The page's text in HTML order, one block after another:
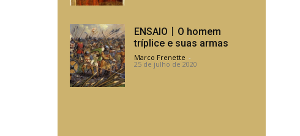
ENSAIO丨O homem
tríplice e suas armas
Marco Frenette -
25 de julho de 2020